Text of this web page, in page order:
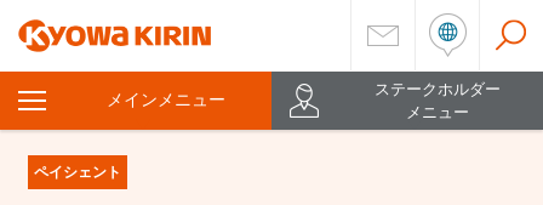
メインメニュー
を
開
く
ステークホルダー
メニュー
ペイシェント